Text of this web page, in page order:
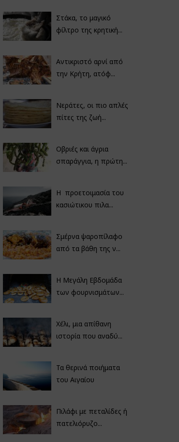
Στάκα, το μαγικό
φίλτρο της κρητική...
Αντικριστό αρνί από
την Κρήτη, ατόφ...
Νεράτες, οι πιο απλές
πίτες της ζωή...
Οβριές και άγρια
σπαράγγια, η πρώτη...
Η προετοιμασία του
κασιώτικου πιλα...
Σμέρνα ψαροπίλαφο
από τα βάθη της ν...
Η Μεγάλη Εβδομάδα
των φουρνισμάτων...
Χέλι, μια απίθανη
ιστορία που αναδύ...
Τα θερινά ποιήματα
του Αιγαίου
Πιλάφι με πεταλίδες ή
πατελιόρυζο...